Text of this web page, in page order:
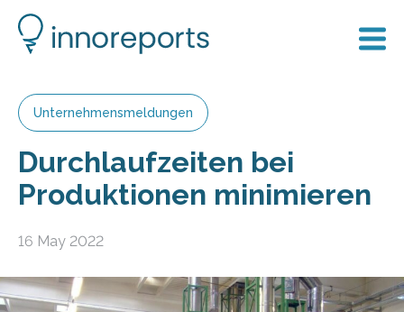
Unternehmensmeldungen
Durchlaufzeiten bei
Produktionen minimieren
16 May 2022